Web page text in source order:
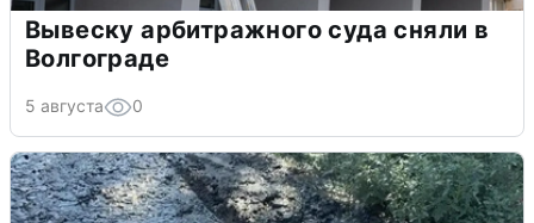
Вывеску арбитражного суда сняли в
Волгограде
5 августа 0